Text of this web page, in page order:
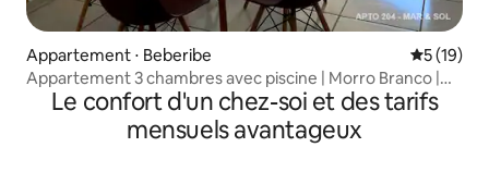
Appartement ⋅ Beberibe
5 (19)
Appartement 3 chambres avec piscine | Morro Branco |
Paiement en 6 fois
Le confort d'un chez-soi et des tarifs
mensuels avantageux